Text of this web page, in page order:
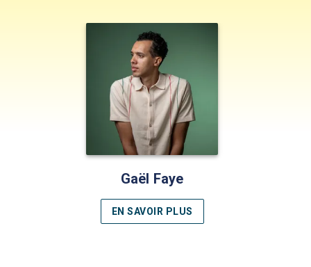
Gaël Faye
EN SAVOIR PLUS